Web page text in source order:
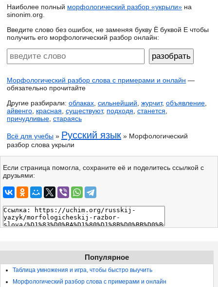
Наиболее полный морфологический разбор «укрыли» на
sinonim.org.
Введите слово без ошибок, не заменяя букву Ё буквой Е чтобы
получить его морфологический разбор онлайн:
Морфологический разбор слова с примерами и онлайн —
обязательно прочитайте
Другие разбирали: облаках сильнейший журчит, объявление
айвенго красная существуют, подходя станется
причудливые стараясь
Всё для учебы » Русский язык » Морфологический
разбор слова укрыли
Если страница помогла, сохраните её и поделитесь ссылкой с
друзьями:
Популярное
Таблица умножения и игра, чтобы быстро выучить
Морфологический разбор слова с примерами и онлайн